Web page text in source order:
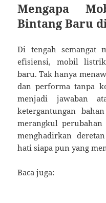
Mengapa
Bintang Baru
Di tengah semangat
efisiensi, mobil
baru. Tak hanya
dan performa tanpa
menjadi jawaban
ketergantungan
merangkul
menghadirkan
hati siapa pun yang
Baca juga: